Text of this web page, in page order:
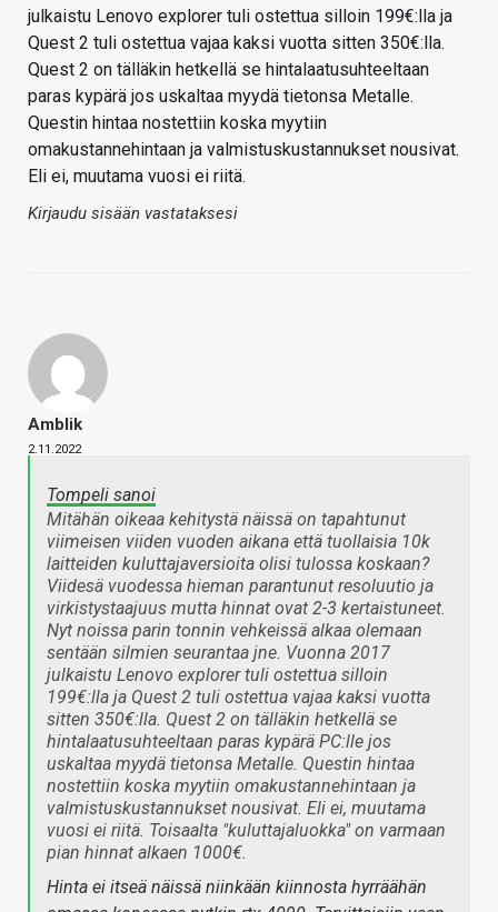
julkaistu Lenovo explorer tuli ostettua silloin 199€:lla ja
Quest 2 tuli ostettua vajaa kaksi vuotta sitten 350€:lla.
Quest 2 on tälläkin hetkellä se hintalaatusuhteeltaan
paras kypärä jos uskaltaa myydä tietonsa Metalle.
Questin hintaa nostettiin koska myytiin
omakustannehintaan ja valmistuskustannukset nousivat.
Eli ei, muutama vuosi ei riitä.
Kirjaudu sisään vastataksesi
Amblik
2.11.2022
Tompeli sanoi
Mitähän oikeaa kehitystä näissä on tapahtunut
viimeisen viiden vuoden aikana että tuollaisia 10k
laitteiden kuluttajaversioita olisi tulossa koskaan?
Viidesä vuodessa hieman parantunut resoluutio ja
virkistystaajuus mutta hinnat ovat 2-3 kertaistuneet.
Nyt noissa parin tonnin vehkeissä alkaa olemaan
sentään silmien seurantaa jne. Vuonna 2017
julkaistu Lenovo explorer tuli ostettua silloin
199€:lla ja Quest 2 tuli ostettua vajaa kaksi vuotta
sitten 350€:lla. Quest 2 on tälläkin hetkellä se
hintalaatusuhteeltaan paras kypärä PC:lle jos
uskaltaa myydä tietonsa Metalle. Questin hintaa
nostettiin koska myytiin omakustannehintaan ja
valmistuskustannukset nousivat. Eli ei, muutama
vuosi ei riitä. Toisaalta "kuluttajaluokka" on varmaan
pian hinnat alkaen 1000€.
Hinta ei itseä näissä niinkään kiinnosta hyrräähän